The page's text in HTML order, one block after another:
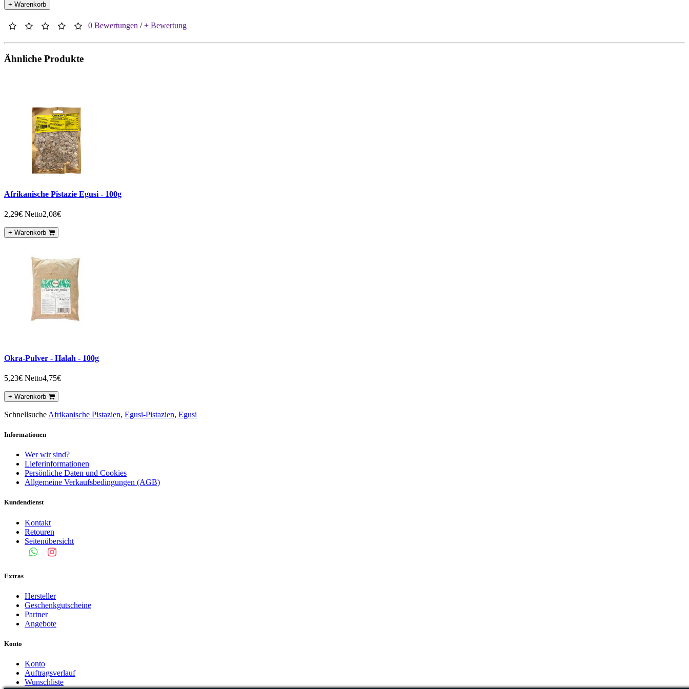
+ Warenkorb
0 Bewertungen /+ Bewertung
Ähnliche Produkte
Afrikanische Pistazie Egusi - 100g
2,29€ Netto2,08€
+ Warenkorb
Okra-Pulver - Halah - 100g
5,23€ Netto4,75€
+ Warenkorb
Schnellsuche Afrikanische Pistazien, Egusi-Pistazien, Egusi
Informationen
Wer wir sind?
Lieferinformationen
Persönliche Daten und Cookies
Allgemeine Verkaufsbedingungen (AGB)
Kundendienst
Kontakt
Retouren
Seitenübersicht
Extras
Hersteller
Geschenkgutscheine
Partner
Angebote
Konto
Konto
Auftragsverlauf
Wunschliste